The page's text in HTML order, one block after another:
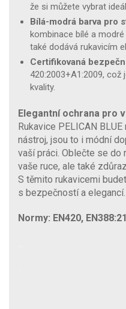
že si můžete vybrat
Bílá-modrá barva pro
kombinace bílé a
také dodává rukavicím
Certifikovaná
420:2003+A1:2009,
kvality.
Elegantní ochrana pro
Rukavice PELICAN
nástroj, jsou to i módní
vaší práci. Oblečte se do
vaše ruce, ale také
S těmito rukavicemi
s bezpečností a elegancí.
Normy: EN420,